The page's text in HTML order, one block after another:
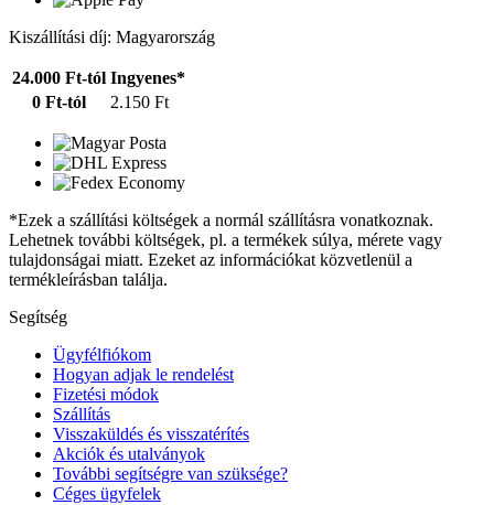
Kiszállítási díj: Magyarország
24.000 Ft-tól Ingyenes*
0 Ft-tól
2.150 Ft
*Ezek a szállítási költségek a normál szállításra vonatkoznak.
Lehetnek további költségek, pl. a termékek súlya, mérete vagy
tulajdonságai miatt. Ezeket az információkat közvetlenül a
termékleírásban találja.
Segítség
Ügyfélfiókom
Hogyan adjak le rendelést
Fizetési módok
Szállítás
Visszaküldés és visszatérítés
Akciók és utalványok
További segítségre van szüksége?
Céges ügyfelek